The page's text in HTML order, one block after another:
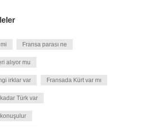
Fransa parası ne
alıyor mu
irklar var Fransada Kürt var mı
Türk var